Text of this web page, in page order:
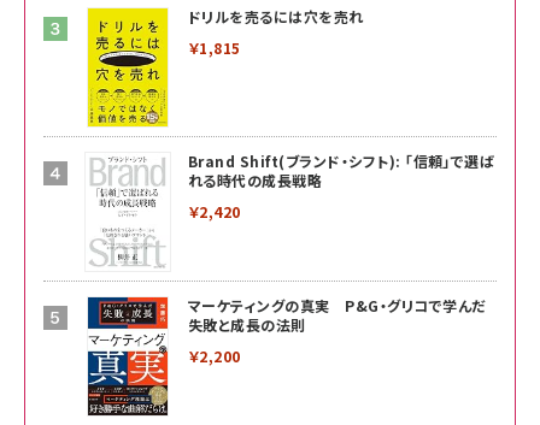
ドリルを売るには穴を売れ
￥1,815
Brand Shift(ブランド・シフト): 「信頼」で選ば
れる時代の成長戦略
￥2,420
マーケティングの真実 P&G・グリコで学んだ
失敗と成長の法則
￥2,200